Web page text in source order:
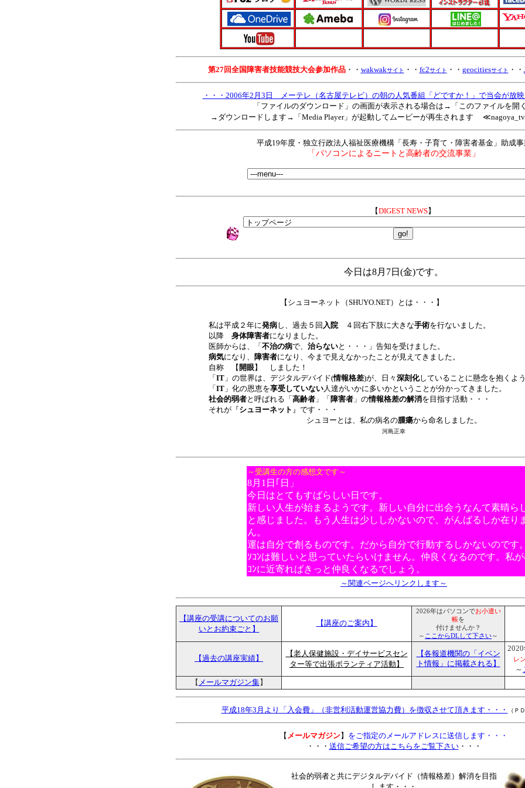
第27回全国障害者技能競技大会参加作品・・ wakwakサイト ・・ fc2サイト ・・ geocitiesサイト ・・
・・・2006年2月3日 メーテレ（名古屋テレビ）の朝の人気番組「どですか！」で当会が放映
「ファイルのダウンロード」の画面が表示される場合は→「このファイルを開く
→ダウンロードします→「Media Player」が起動してムービーが再生されます
平成19年度・独立行政法人福祉医療機構「長寿・子育て・障害者基金」助成事
「パソコンによるニートと高齢者の交流事業」
【DIGEST NEWS】
今日は8月7日(金)です。
【シュヨーネット（SHUYO.NET）とは・・・】
私は平成２年に発病し、過去５回 入院４回右下肢に大きな手術を行ないました。
以降 身体障害者になりました。
医師からは、「 不治の病で、 治らないと・・・」告知を受けました。
病気になり、 障害者になり、今まで見えなかったことが見えてきました。
自称 【 開眼】 しました！
「 IT」の世界は、デジタルデバイド(情報格差)が、日々 深刻化していることに懸念を抱くよう
「 IT」化の恩恵を享受していない人達がいかに多いかということが分かってきました。
社会的弱者と呼ばれる「 高齢者」「 障害者」の情報格差の解消を目指す活動・・・
それが『シュヨーネット 』です・・・
シュヨーとは、私の病名の腫瘍から命名しました。
河島正幸
～受講生の方の感想文です～
8月1日｢日」
今日はとてもすばらしい日です。
新しい人生が始まるようです。新しい自分に出会うなんて素晴ら
と感じました。もう人生は少ししかないので、がんばるしか在り
ん。
運は自分で創るものです。だから自分で行動するしかないのです
ｿｺﾝは難しいと思っていたらいけません。仲良くなるのです。私が
ｺﾝに近寄ればきっと仲良くなるでしょう。
～関連ページへリンクします～
【講座の受講についてのお願
いとお約束ごと】
【講座のご案内】
2026年はパソコンでお小遣い
帳を
付けませんか？
～ ここからDLして下さい～
【過去の講座実績】
【老人保健施設・デイサービスセン
ター等で出張ボランティア活動】
【各報道機関の「イベン
ト情報」に掲載される】
レ
～
【 メールマガジン集】
平成18年3月より「入会費」（非営利活動運営協力費）を徴収させて頂きます・・・ （Ｐ
【 メールマガジン】 をご指定のメールアドレスに送信します・・・
・・・ 送信ご希望の方はこちらをご覧下さい・・・
社会的弱者と共にデジタルデバイド（情報格差）解消を目指